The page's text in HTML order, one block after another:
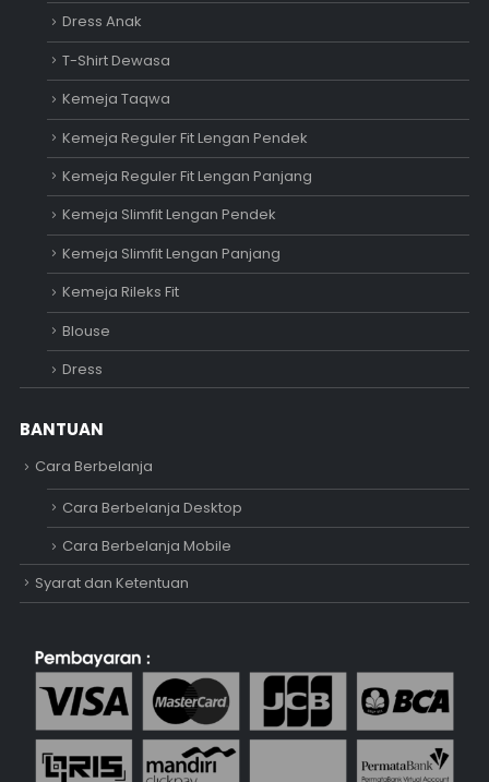
Dress Anak
T-Shirt Dewasa
Kemeja Taqwa
Kemeja Reguler Fit Lengan Pendek
Kemeja Reguler Fit Lengan Panjang
Kemeja Slimfit Lengan Pendek
Kemeja Slimfit Lengan Panjang
Kemeja Rileks Fit
Blouse
Dress
BANTUAN
Cara Berbelanja
Cara Berbelanja Desktop
Cara Berbelanja Mobile
Syarat dan Ketentuan